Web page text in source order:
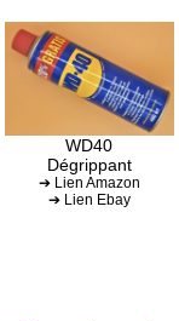
WD40
Dégrippant
➔ Lien Amazon
➔ Lien Ebay